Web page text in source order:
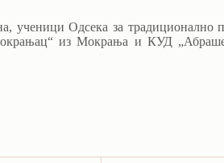
ученици Одсека за традиционално
из Мокрања и КУД